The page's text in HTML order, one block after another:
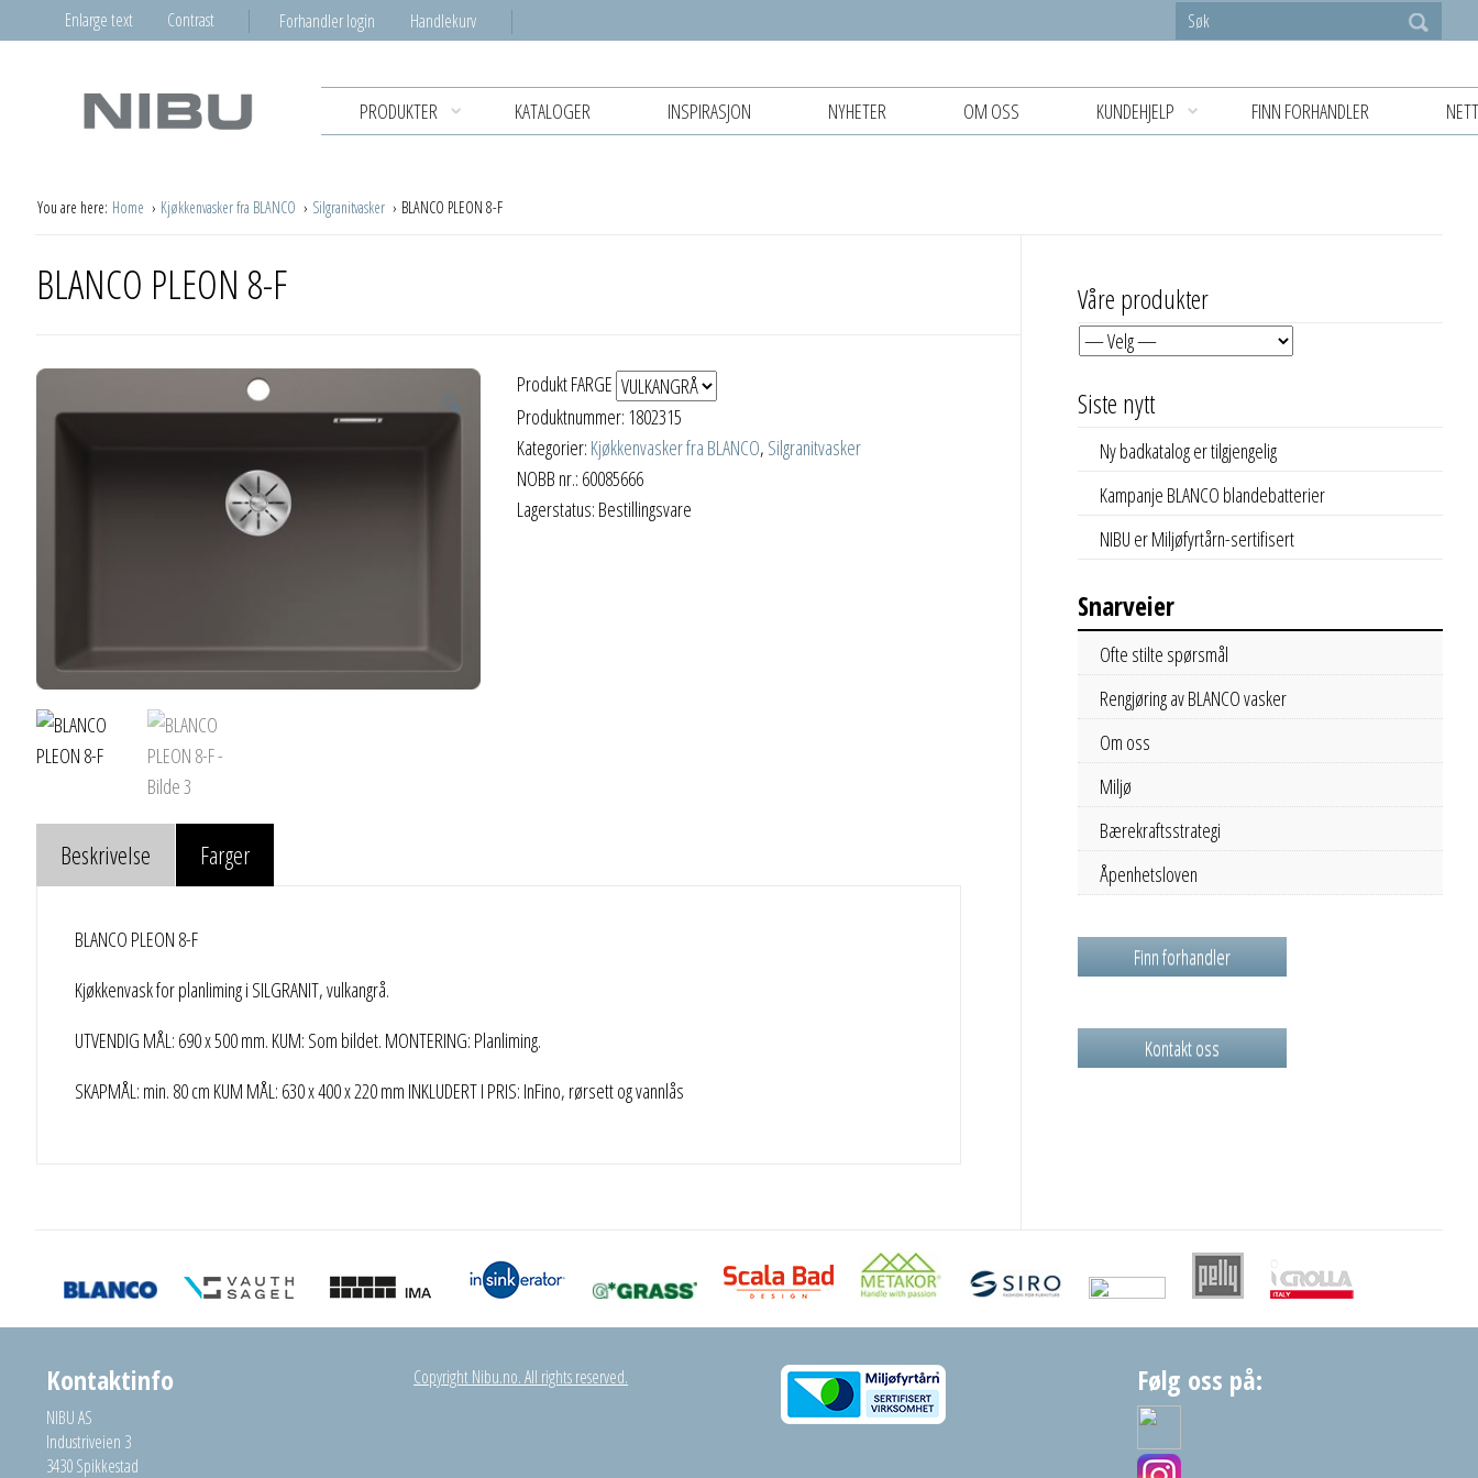
Enlarge text Contrast Forhandler login Handlekurv
PRODUKTER KATALOGER INSPIRASJON NYHETER OM OSS KUNDEHJELP FINN FORHANDLER
You are here: Home Kjøkkenvasker fra BLANCO Silgranitvasker BLANCO PLEON 8-F
BLANCO PLEON 8-F
🔍
Produkt FARGE
Produktnummer: 1802315
Kategorier: Kjøkkenvasker fra BLANCO, Silgranitvasker
NOBB nr.: 60085666
Lagerstatus: Bestillingsvare
Beskrivelse Farger
BLANCO PLEON 8-F
Kjøkkenvask for planliming i SILGRANIT, vulkangrå.
UTVENDIG MÅL: 690 x 500 mm. KUM: Som bildet. MONTERING: Planliming.
SKAPMÅL: min. 80 cm KUM MÅL: 630 x 400 x 220 mm INKLUDERT I PRIS: InFino, rørsett og vannlås
Våre produkter
Siste nytt
Ny badkatalog er tilgjengelig
Kampanje BLANCO blandebatterier
NIBU er Miljøfyrtårn-sertifisert
Snarveier
Ofte stilte spørsmål
Rengjøring av BLANCO vasker
Om oss
Miljø
Bærekraftsstrategi
Åpenhetsloven
Finn forhandler
Kontakt oss
Kontaktinfo
NIBU AS
Industriveien 3
3430 Spikkestad
Copyright Nibu.no. All rights reserved. Følg oss på: